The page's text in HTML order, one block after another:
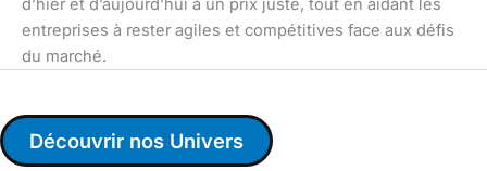
d’hier et d’aujourd’hui à un prix juste, tout en aidant les
entreprises à rester agiles et compétitives face aux défis
du marché.
Découvrir nos Univers